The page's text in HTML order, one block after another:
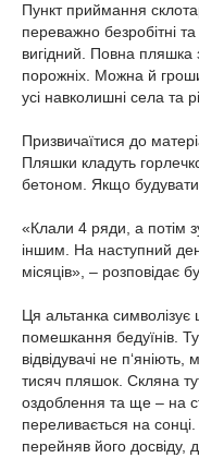
Пункт приймання
переважно безробітні
вигідний. Повна пляшка
порожніх. Можна й
усі навколишні села та
Призвичаїтися до
Пляшки кладуть
бетоном. Якщо будувати
«Клали 4 ряди, а потім
іншим. На наступний
місяців», – розповідає
Ця альтанка
помешкання бедуїнів.
відвідувачі не
тисяч пляшок. Скляна
оздоблення та ще – на
переливається на сонці.
перейняв його досвіду,